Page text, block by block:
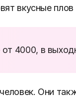
вкусные
4000, в
Они